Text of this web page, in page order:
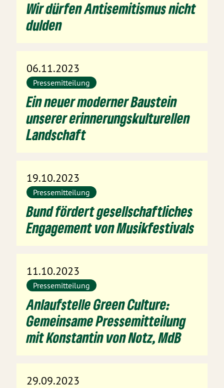
Wir dürfen Antisemitismus nicht
dulden
06.11.2023
Pressemitteilung
Ein neuer moderner Baustein
unserer erinnerungskulturellen
Landschaft
19.10.2023
Pressemitteilung
Bund fördert gesellschaftliches
Engagement von Musikfestivals
11.10.2023
Pressemitteilung
Anlaufstelle Green Culture:
Gemeinsame Pressemitteilung
mit Konstantin von Notz, MdB
29.09.2023